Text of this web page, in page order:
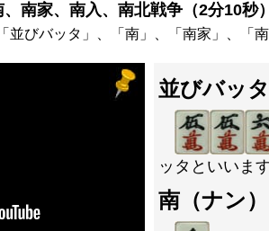
南家、南入、南北戦争（2分10秒）
並びバッタ」、「南」、「南家」、「
並びバッ
ッタといいます
南（ナン）